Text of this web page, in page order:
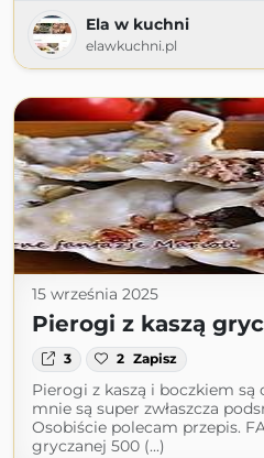
Ela w kuchni
elawkuchni.pl
15 września 2025
Pierogi z kaszą
3 2 Zapisz
Pierogi z kaszą i boczkiem są
mnie są super zwłaszcza
Osobiście polecam przepis.
gryczanej 500 (...)